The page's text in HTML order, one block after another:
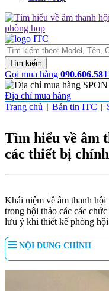
Gọi mua hàng
Địa chỉ mua hàng
Trang chủ
Bản tin ITC
Tìm hiểu về âm
các thiết bị
Khái niệm về âm thanh hội
trong hội thảo các các
lưu ý khi thiết kế phòng
NỘI DUNG CHÍNH